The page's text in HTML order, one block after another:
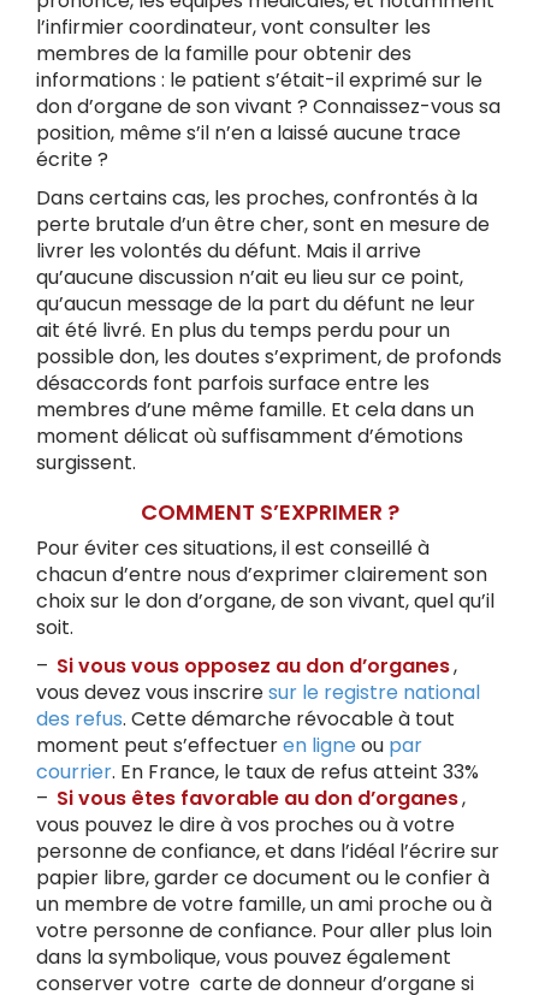
l’infirmier coordinateur, vont consulter les
membres de la famille pour obtenir des
informations : le patient s’était-il exprimé sur le
don d’organe de son vivant ? Connaissez-vous sa
position, même s’il n’en a laissé aucune trace
écrite ?
Dans certains cas, les proches, confrontés à la
perte brutale d’un être cher, sont en mesure de
livrer les volontés du défunt. Mais il arrive
qu’aucune discussion n’ait eu lieu sur ce point,
qu’aucun message de la part du défunt ne leur
ait été livré. En plus du temps perdu pour un
possible don, les doutes s’expriment, de profonds
désaccords font parfois surface entre les
membres d’une même famille. Et cela dans un
moment délicat où suffisamment d’émotions
surgissent.
COMMENT S’EXPRIMER ?
Pour éviter ces situations, il est conseillé à
chacun d’entre nous d’exprimer clairement son
choix sur le don d’organe, de son vivant, quel qu’il
soit.
– Si vous vous opposez au don d’organes,
vous devez vous inscriresur le registre national
des refus. Cette démarche révocable à tout
moment peut s’effectueren ligne ou par
courrier. En France, le taux de refus atteint 33%
– Si vous êtes favorable au don d’organes,
vous pouvez le dire à vos proches ou à votre
personne de confiance, et dans l’idéal l’écrire sur
papier libre, garder ce document ou le confier à
un membre de votre famille, un ami proche ou à
votre personne de confiance. Pour aller plus loin
dans la symbolique, vous pouvez également
conserver votre carte de donneur d’organe si